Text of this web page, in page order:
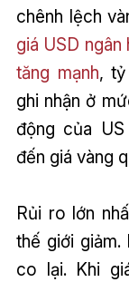
chênh lệch
giá USD
tăng mạnh,
ghi nhận ở
động của
đến giá vàng
Rủi ro lớn
thế giới
co lại. Khi